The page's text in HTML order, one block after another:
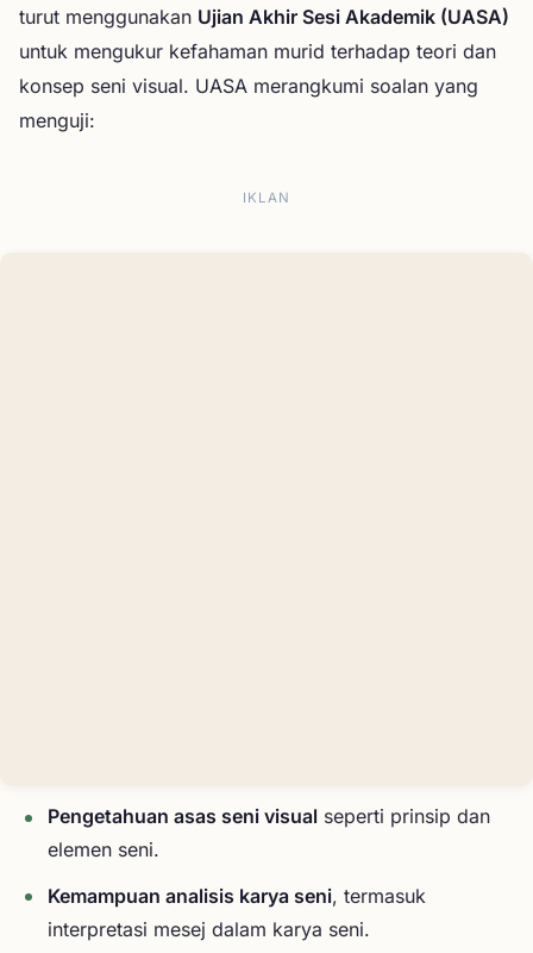
turut menggunakan Ujian Akhir Sesi Akademik (UASA)
untuk mengukur kefahaman murid terhadap teori dan
konsep seni visual. UASA merangkumi soalan yang
menguji:
IKLAN
Pengetahuan asas seni visual seperti prinsip dan
elemen seni.
Kemampuan analisis karya seni, termasuk
interpretasi mesej dalam karya seni.